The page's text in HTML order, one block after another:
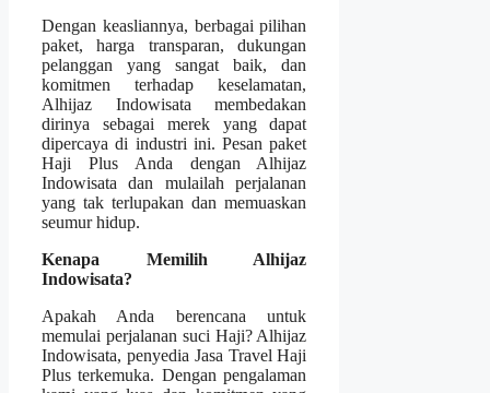
Dengan keasliannya, berbagai pilihan
paket, harga transparan, dukungan
pelanggan yang sangat baik, dan
komitmen terhadap keselamatan,
Alhijaz Indowisata membedakan
dirinya sebagai merek yang dapat
dipercaya di industri ini. Pesan paket
Haji Plus Anda dengan Alhijaz
Indowisata dan mulailah perjalanan
yang tak terlupakan dan memuaskan
seumur hidup.
Kenapa Memilih Alhijaz
Indowisata?
Apakah Anda berencana untuk
memulai perjalanan suci Haji? Alhijaz
Indowisata, penyedia Jasa Travel Haji
Plus terkemuka. Dengan pengalaman